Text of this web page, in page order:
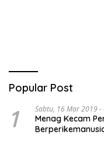
Popular Post
1 Sabtu, 16 Mar 2019 -
Menag Kecam